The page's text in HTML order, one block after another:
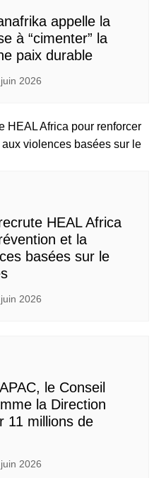
appelle la
à “cimenter” la
paix durable
2026
HEAL Africa
et la
basées sur le
2026
le Conseil
la Direction
11 millions de
2026